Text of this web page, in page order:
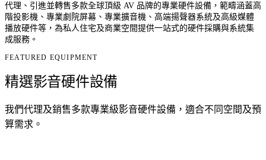
代理、引進並轉售多款全球頂級 AV 品牌的專業硬件設備，範疇涵蓋高
階投影機、專業劇院屏幕、專業擴音機、高端揚聲器系統及高級媒體
播放硬件等，為私人住宅及商業空間提供一站式的硬件採購與系統集
成服務。
FEATURED EQUIPMENT
精選影音硬件設備
我們代理及銷售多款專業級影音硬件設備，適合不同空間及預
算需求。